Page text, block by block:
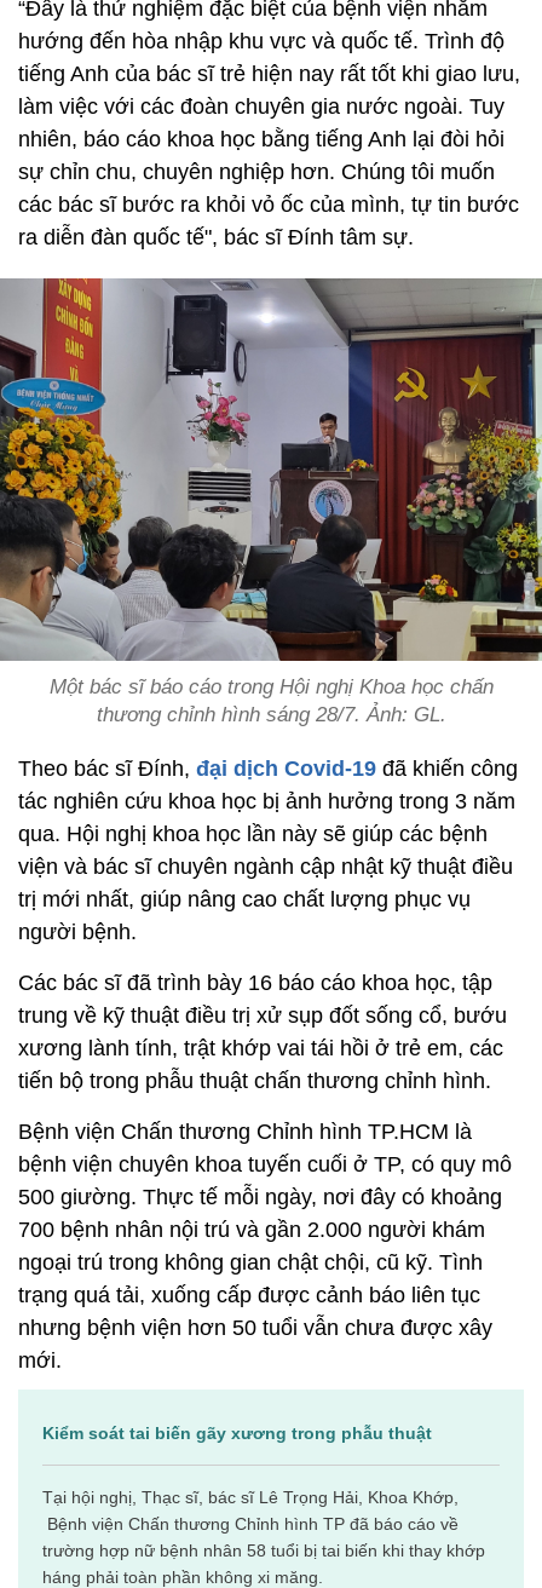
“Đây là thử nghiệm đặc biệt của bệnh viện nhằm
hướng đến hòa nhập khu vực và quốc tế. Trình độ
tiếng Anh của bác sĩ trẻ hiện nay rất tốt khi giao lưu,
làm việc với các đoàn chuyên gia nước ngoài. Tuy
nhiên, báo cáo khoa học bằng tiếng Anh lại đòi hỏi
sự chỉn chu, chuyên nghiệp hơn. Chúng tôi muốn
các bác sĩ bước ra khỏi vỏ ốc của mình, tự tin bước
ra diễn đàn quốc tế", bác sĩ Đính tâm sự.
Một bác sĩ báo cáo trong Hội nghị Khoa học chấn
thương chỉnh hình sáng 28/7. Ảnh: GL.
Theo bác sĩ Đính, đại dịch Covid-19 đã khiến công
tác nghiên cứu khoa học bị ảnh hưởng trong 3 năm
qua. Hội nghị khoa học lần này sẽ giúp các bệnh
viện và bác sĩ chuyên ngành cập nhật kỹ thuật điều
trị mới nhất, giúp nâng cao chất lượng phục vụ
người bệnh.
Các bác sĩ đã trình bày 16 báo cáo khoa học, tập
trung về kỹ thuật điều trị xử sụp đốt sống cổ, bướu
xương lành tính, trật khớp vai tái hồi ở trẻ em, các
tiến bộ trong phẫu thuật chấn thương chỉnh hình.
Bệnh viện Chấn thương Chỉnh hình TP.HCM là
bệnh viện chuyên khoa tuyến cuối ở TP, có quy mô
500 giường. Thực tế mỗi ngày, nơi đây có khoảng
700 bệnh nhân nội trú và gần 2.000 người khám
ngoại trú trong không gian chật chội, cũ kỹ. Tình
trạng quá tải, xuống cấp được cảnh báo liên tục
nhưng bệnh viện hơn 50 tuổi vẫn chưa được xây
mới.
Kiểm soát tai biến gãy xương trong phẫu thuật
Tại hội nghị, Thạc sĩ, bác sĩ Lê Trọng Hải, Khoa Khớp,
Bệnh viện Chấn thương Chỉnh hình TP đã báo cáo về
trường hợp nữ bệnh nhân 58 tuổi bị tai biến khi thay khớp
háng phải toàn phần không xi măng.